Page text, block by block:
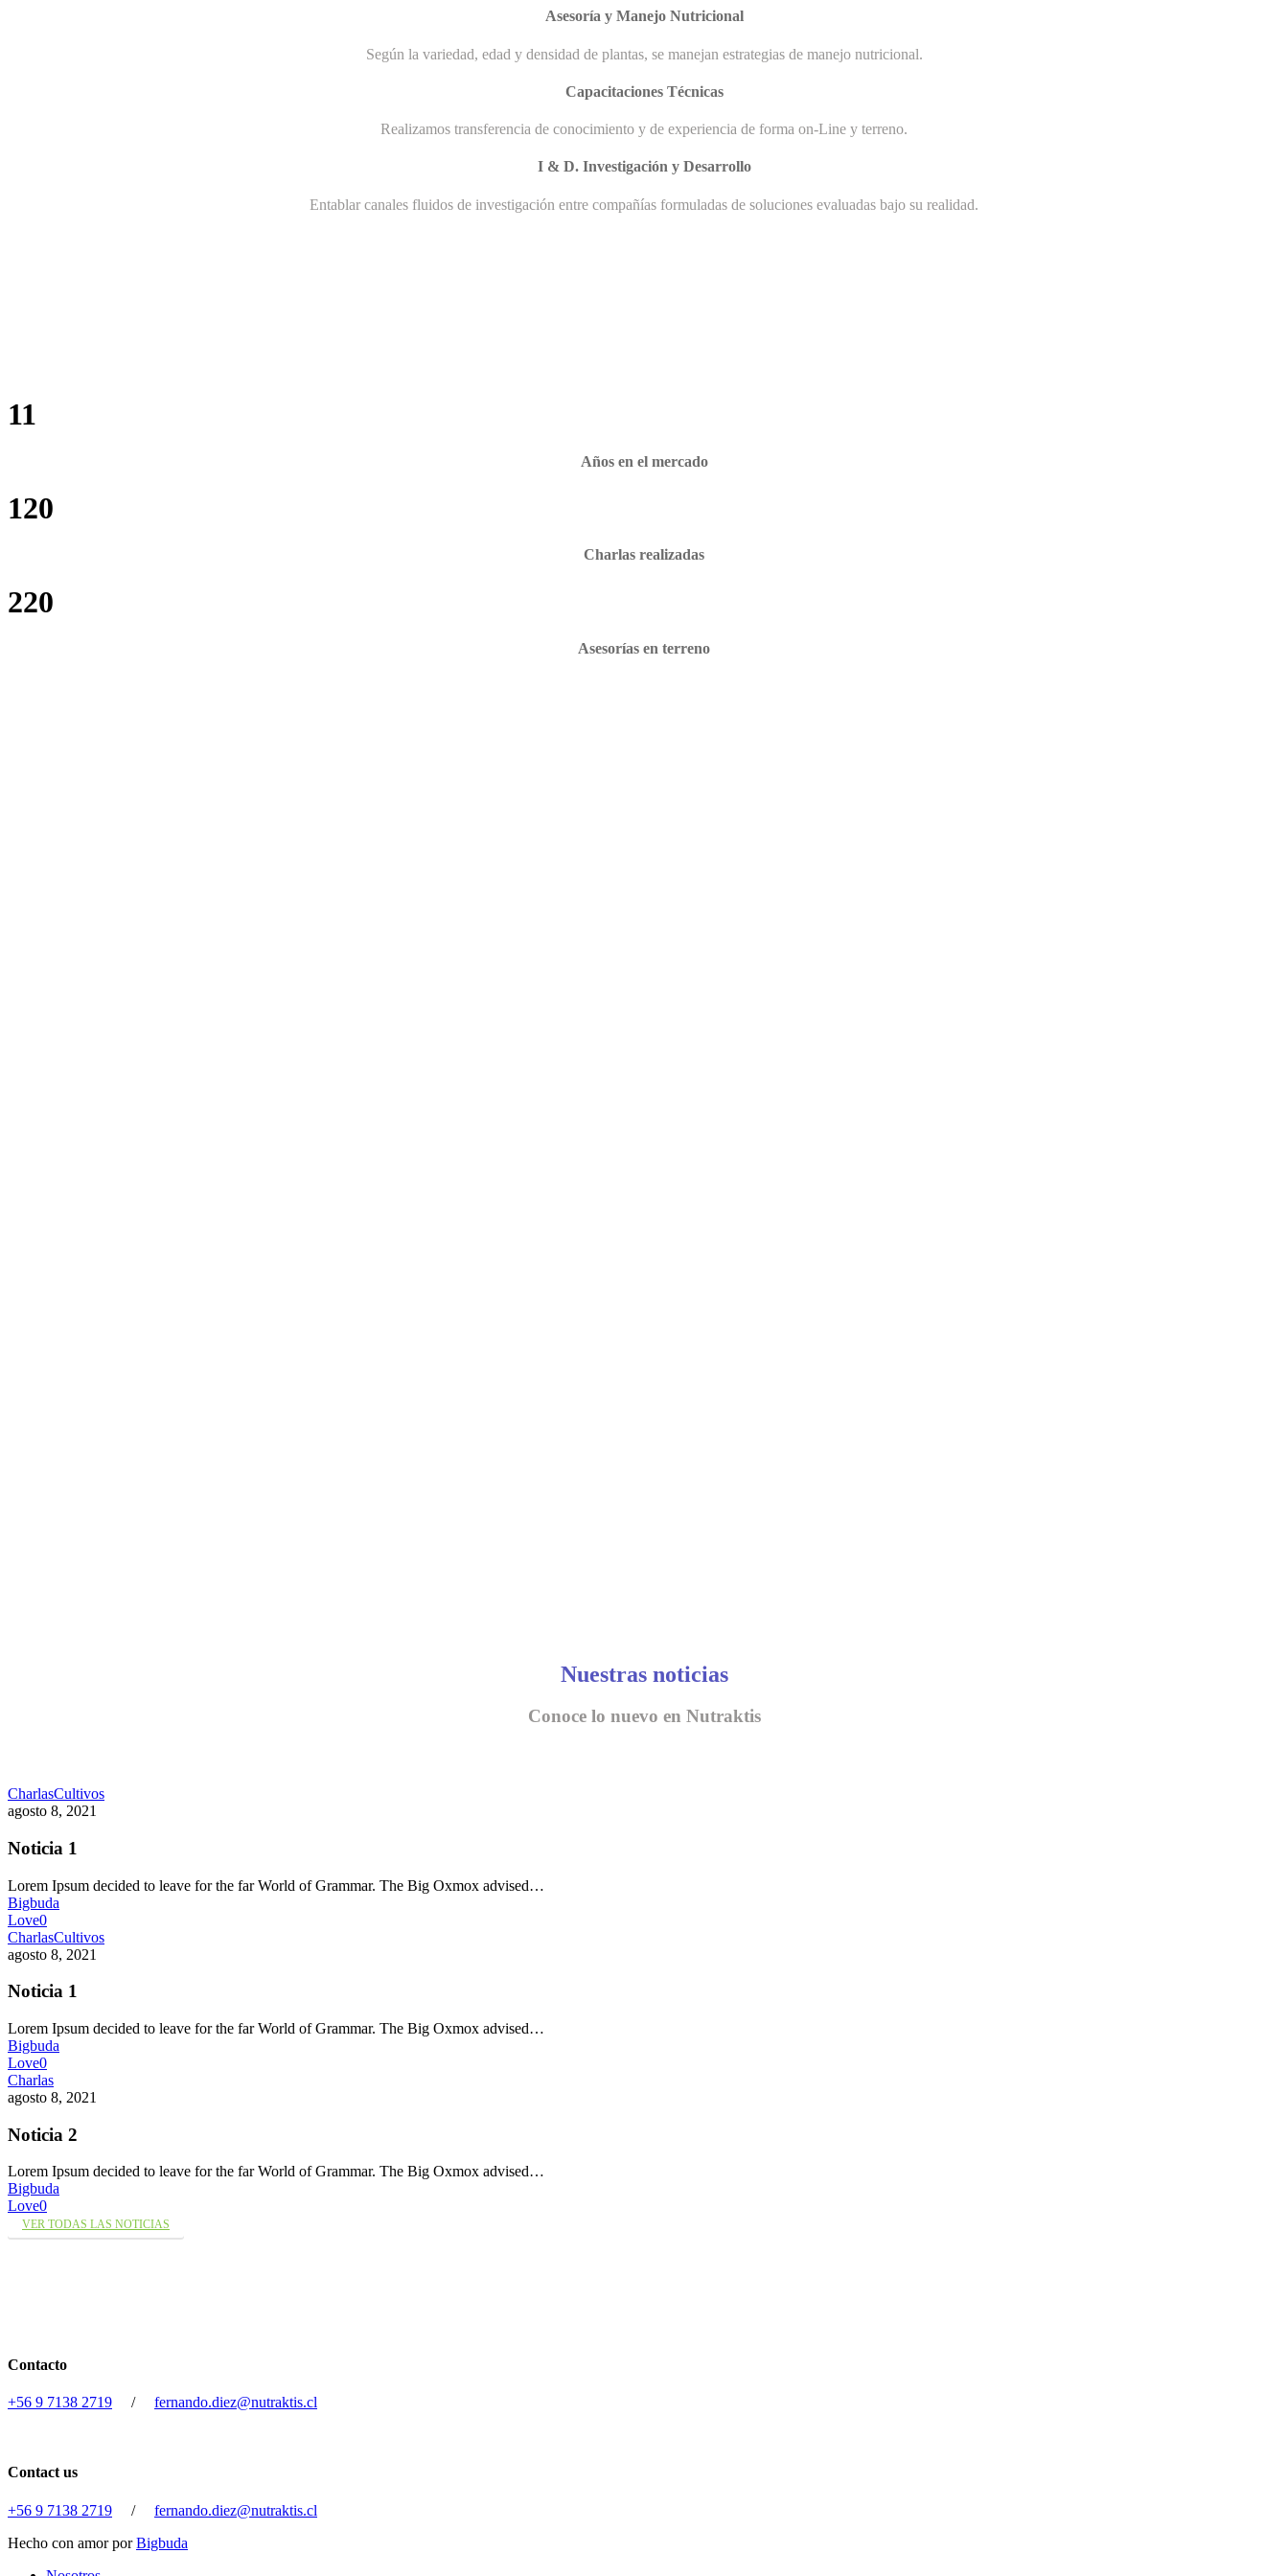
Asesoría y Manejo Nutricional
Según la variedad, edad y densidad de plantas, se manejan estrategias de manejo nutricional.
Capacitaciones Técnicas
Realizamos transferencia de conocimiento y de experiencia de forma on-Line y terreno.
I & D. Investigación y Desarrollo
Entablar canales fluidos de investigación entre compañías formuladas de soluciones evaluadas bajo su realidad.
11
Años en el mercado
120
Charlas realizadas
220
Asesorías en terreno
Nuestras noticias
Conoce lo nuevo en Nutraktis
CharlasCultivos
agosto 8, 2021
Noticia 1
Lorem Ipsum decided to leave for the far World of Grammar. The Big Oxmox advised…
Bigbuda
Love0
CharlasCultivos
agosto 8, 2021
Noticia 1
Lorem Ipsum decided to leave for the far World of Grammar. The Big Oxmox advised…
Bigbuda
Love0
Charlas
agosto 8, 2021
Noticia 2
Lorem Ipsum decided to leave for the far World of Grammar. The Big Oxmox advised…
Bigbuda
Love0
VER TODAS LAS NOTICIAS
Contacto
+56 9 7138 2719 / fernando.diez@nutraktis.cl
Contact us
+56 9 7138 2719 / fernando.diez@nutraktis.cl
Hecho con amor porBigbuda